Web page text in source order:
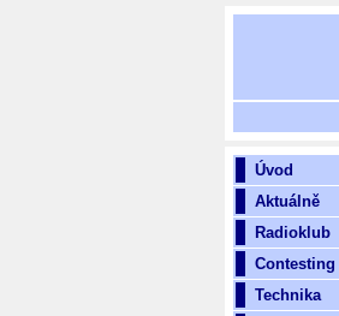
Úvod
Aktuálně
Radioklub
Contesting
Technika